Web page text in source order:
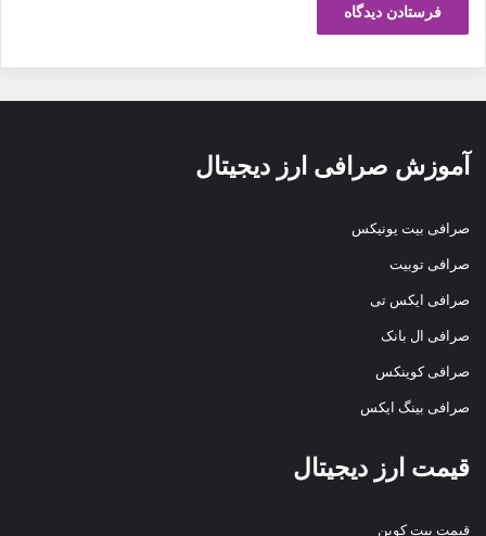
آموزش صرافی ارز دیجیتال
صرافی بیت یونیکس
صرافی توبیت
صرافی ایکس تی
صرافی ال بانک
صرافی کوینکس
صرافی بینگ ایکس
قیمت ارز دیجیتال
قیمت بیت کوین